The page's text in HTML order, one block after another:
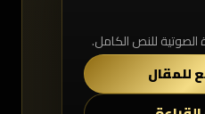
للنص الكامل.
للمقال